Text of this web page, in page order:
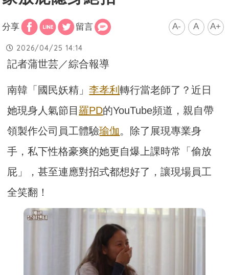
分享 留言 A- A A+
2026/04/25 14:14
記者蒲世芸／綜合報導
南韓「國民妖精」李孝利轉行當老師了？近日
她現身人氣節目羅PD的YouTube頻道，親自帶
領製作公司員工體驗瑜伽。除了展現專業身
手，私下性格豪爽的她更自爆上課時常「偷放
屁」，甚至連應對招式都想好了，讓現場員工
全笑翻！